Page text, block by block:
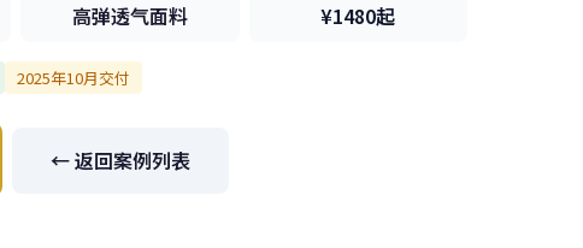
高弹透气面料 ¥1480起
2025年10月交付
← 返回案例列表